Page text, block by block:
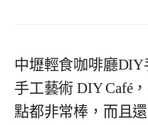
中壢輕食咖啡廳
手工藝術 DIY Café
點都非常棒，而且